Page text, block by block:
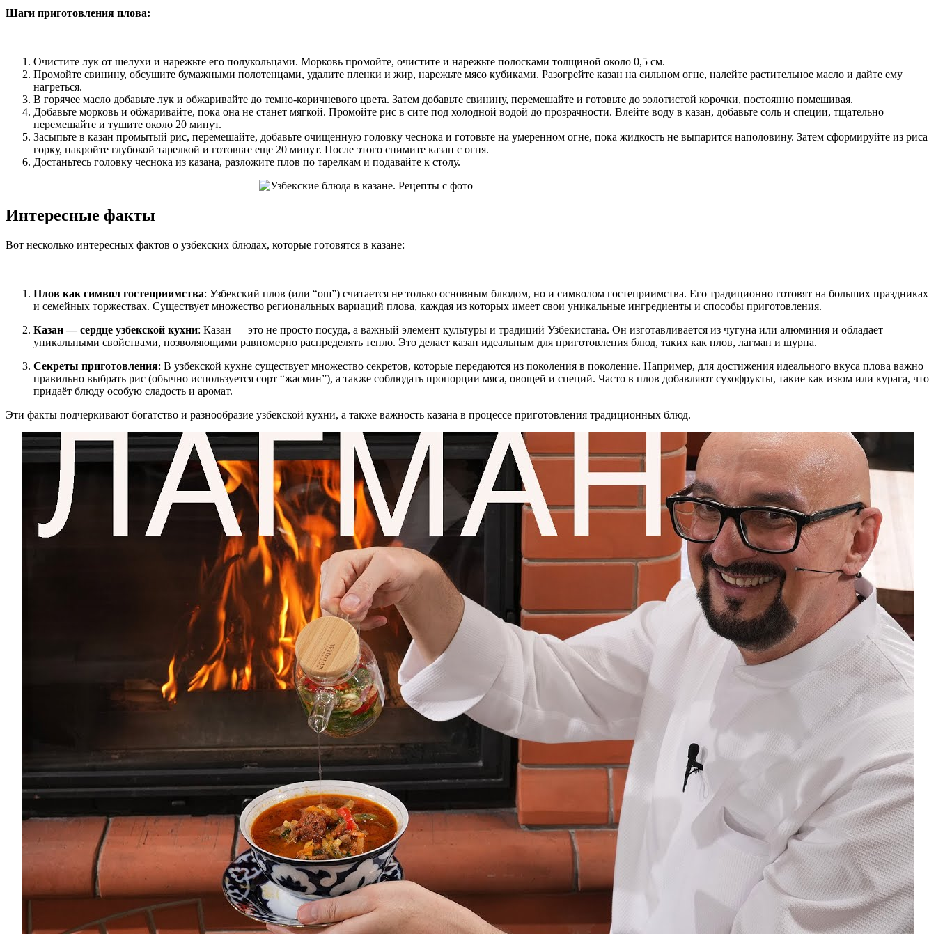
Шаги приготовления плова:
Очистите лук от шелухи и нарежьте его полукольцами. Морковь промойте, очистите и нарежьте полосками толщиной около 0,5 см.
Промойте свинину, обсушите бумажными полотенцами, удалите пленки и жир, нарежьте мясо кубиками. Разогрейте казан на сильном огне, налейте растительное масло и дайте ему
нагреться.
В горячее масло добавьте лук и обжаривайте до темно-коричневого цвета. Затем добавьте свинину, перемешайте и готовьте до золотистой корочки, постоянно помешивая.
Добавьте морковь и обжаривайте, пока она не станет мягкой. Промойте рис в сите под холодной водой до прозрачности. Влейте воду в казан, добавьте соль и специи, тщательно
перемешайте и тушите около 20 минут.
Засыпьте в казан промытый рис, перемешайте, добавьте очищенную головку чеснока и готовьте на умеренном огне, пока жидкость не выпарится наполовину. Затем сформируйте из риса
горку, накройте глубокой тарелкой и готовьте еще 20 минут. После этого снимите казан с огня.
Достаньтесь головку чеснока из казана, разложите плов по тарелкам и подавайте к столу.
Интересные факты
Вот несколько интересных фактов о узбекских блюдах, которые готовятся в казане:
Плов как символ гостеприимства: Узбекский плов (или “ош”) считается не только основным блюдом, но и символом гостеприимства. Его традиционно готовят на больших праздниках
и семейных торжествах. Существует множество региональных вариаций плова, каждая из которых имеет свои уникальные ингредиенты и способы приготовления.
Казан — сердце узбекской кухни: Казан — это не просто посуда, а важный элемент культуры и традиций Узбекистана. Он изготавливается из чугуна или алюминия и обладает
уникальными свойствами, позволяющими равномерно распределять тепло. Это делает казан идеальным для приготовления блюд, таких как плов, лагман и шурпа.
Секреты приготовления: В узбекской кухне существует множество секретов, которые передаются из поколения в поколение. Например, для достижения идеального вкуса плова важно
правильно выбрать рис (обычно используется сорт “жасмин”), а также соблюдать пропорции мяса, овощей и специй. Часто в плов добавляют сухофрукты, такие как изюм или курага, что
придаёт блюду особую сладость и аромат.
Эти факты подчеркивают богатство и разнообразие узбекской кухни, а также важность казана в процессе приготовления традиционных блюд.